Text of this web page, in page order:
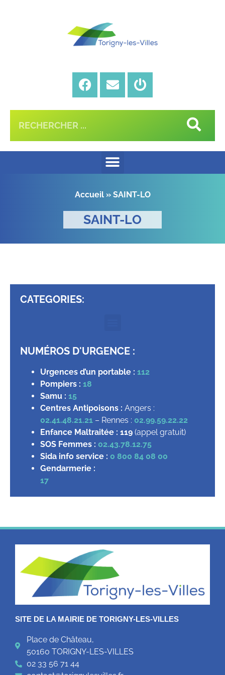
Accueil» SAINT-LO
SAINT-LO
CATEGORIES:
NUMÉROS D'URGENCE :
Urgences d’un portable : 112
Pompiers : 18
Samu : 15
Centres Antipoisons : Angers :
02.41.48.21.21 – Rennes : 02.99.59.22.22
Enfance Maltraitée : 119 (appel gratuit)
SOS Femmes : 02.43.78.12.75
Sida info service : 0 800 84 08 00
Gendarmerie :
17
SITE DE LA MAIRIE DE TORIGNY-LES-VILLES
Place de Château,
50160 TORIGNY-LES-VILLES
02 33 56 71 44